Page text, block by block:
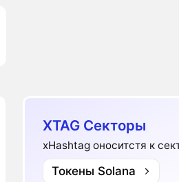
XTAG Секторы
xHashtag оноситстя к
Токены Solana